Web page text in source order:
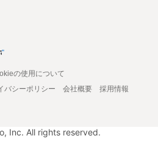
の使用について
バシーポリシー 会社概要
採用情報
Inc. All rights reserved.